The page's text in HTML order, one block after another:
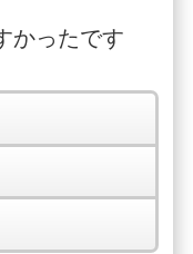
かったです